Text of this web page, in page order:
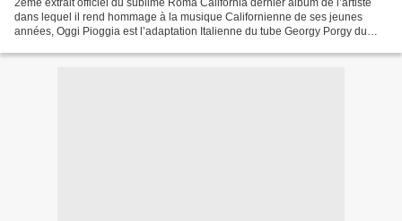
2ème extrait officiel du sublime Roma California dernier album de l’artiste
dans lequel il rend hommage à la musique Californienne de ses jeunes
années, Oggi Pioggia est l’adaptation Italienne du tube Georgy Porgy du